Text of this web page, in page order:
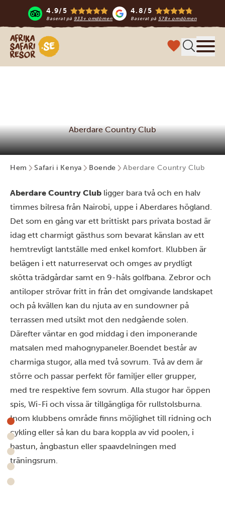
4.9/5
Baserat på 933+ omdömen
4.8/5
Baserat på 578+ omdömen
Safari-resor i Afrika
Aberdare Country Club
Hem Safari i Kenya Boende Aberdare Country Club
Aberdare Country Club ligger bara två och en halv
timmes bilresa från Nairobi, uppe i Aberdares högland.
Det som en gång var ett brittiskt pars privata bostad är
idag ett charmigt gästhus som bevarat känslan av ett
hemtrevligt lantställe med enkel komfort. Klubben är
belägen i ett naturreservat och omges av prydligt
skötta trädgårdar samt en 9-håls golfbana. Zebror och
antiloper strövar fritt in från det omgivande landskapet
och på kvällen kan du njuta av en sundowner på
terrassen med utsikt mot den nedgående solen.
Därefter väntar en god middag i den imponerande
matsalen med mahognypaneler.Boendet består av
charmiga stugor, alla med två sovrum. Två av dem är
större och passar perfekt för familjer eller grupper,
med tre respektive fem sovrum. Alla stugor har öppen
spis, Wi-Fi och vissa är tillgängliga för rullstolsburna.
Inom klubbens område finns möjlighet till ridning och
cykling eller så kan du bara koppla av vid poolen, i
bastun, ångbastun eller spaavdelningen med
träningsrum.